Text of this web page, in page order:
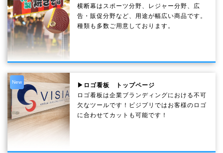
横断幕はスポーツ分野、レジャー分野、広
告・販促分野など、用途が幅広い商品です。
種類も多数ご用意しております。
New
▶ロゴ看板 トップページ
ロゴ看板は企業ブランディングにおける不可
欠なツールです！ビジプリではお客様のロゴ
に合わせてカットも可能です！